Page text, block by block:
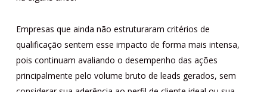
Empresas que ainda não estruturaram critérios de
qualificação sentem esse impacto de forma mais intensa,
pois continuam avaliando o desempenho das ações
principalmente pelo volume bruto de leads gerados, sem